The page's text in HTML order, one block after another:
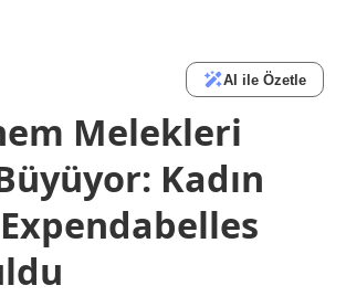
AI ile Özetle
Melekleri
Kadın